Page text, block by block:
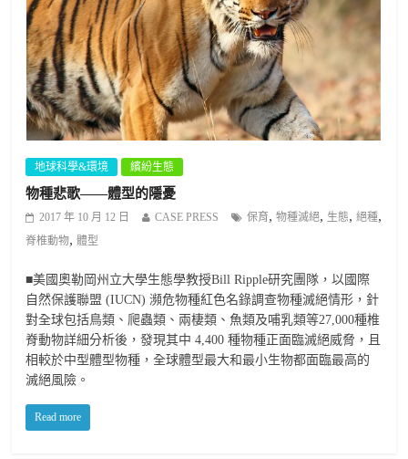
地球科學&環境 繽紛生態
物種悲歌——體型的隱憂
2017 年 10 月 12 日 CASE PRESS 保育,物種滅絕, 生態,絕種,
脊椎動物,體型
■美國奧勒岡州立大學生態學教授Bill Ripple研究團隊，以國際
自然保護聯盟 (IUCN) 瀕危物種紅色名錄調查物種滅絕情形，針
對全球包括鳥類、爬蟲類、兩棲類、魚類及哺乳類等27,000種椎
脊動物詳細分析後，發現其中 4,400 種物種正面臨滅絕威脅，且
相較於中型體型物種，全球體型最大和最小生物都面臨最高的
滅絕風險。
Read more